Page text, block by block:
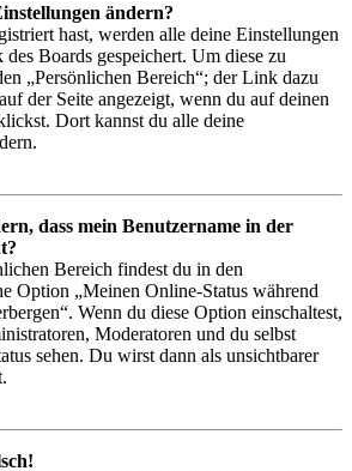
ändern?
hast, werden alle deine Einstellungen
Boards gespeichert. Um diese zu
„Persönlichen Bereich“; der Link dazu
der Seite angezeigt, wenn du auf deinen
Dort kannst du alle deine
dass mein Benutzername in der
Bereich findest du in den
Option „Meinen Online-Status während
Wenn du diese Option einschaltest,
Moderatoren und du selbst
sehen. Du wirst dann als unsichtbarer